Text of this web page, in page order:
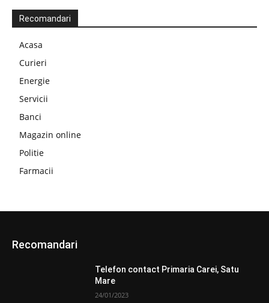
Recomandari
Acasa
Curieri
Energie
Servicii
Banci
Magazin online
Politie
Farmacii
Recomandari
Telefon contact Primaria Carei, Satu
Mare
24/01/2023